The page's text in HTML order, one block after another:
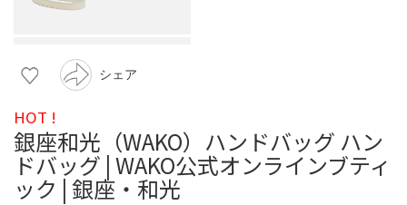
シェア
HOT !
銀座和光（WAKO）ハンドバッグ ハン
ドバッグ | WAKO公式オンラインブティ
ック | 銀座・和光